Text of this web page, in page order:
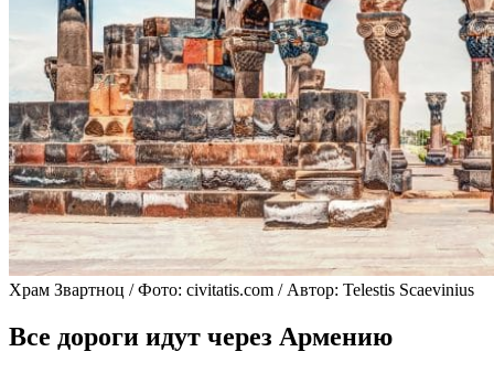
Храм Звартноц / Фото: civitatis.com / Автор: Telestis Scaevinius
Все дороги идут через Армению